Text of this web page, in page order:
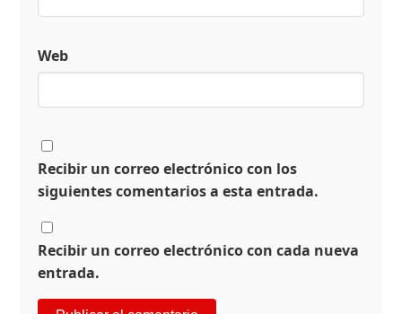
Web
Recibir un correo electrónico con los
siguientes comentarios a esta entrada.
Recibir un correo electrónico con cada nueva
entrada.